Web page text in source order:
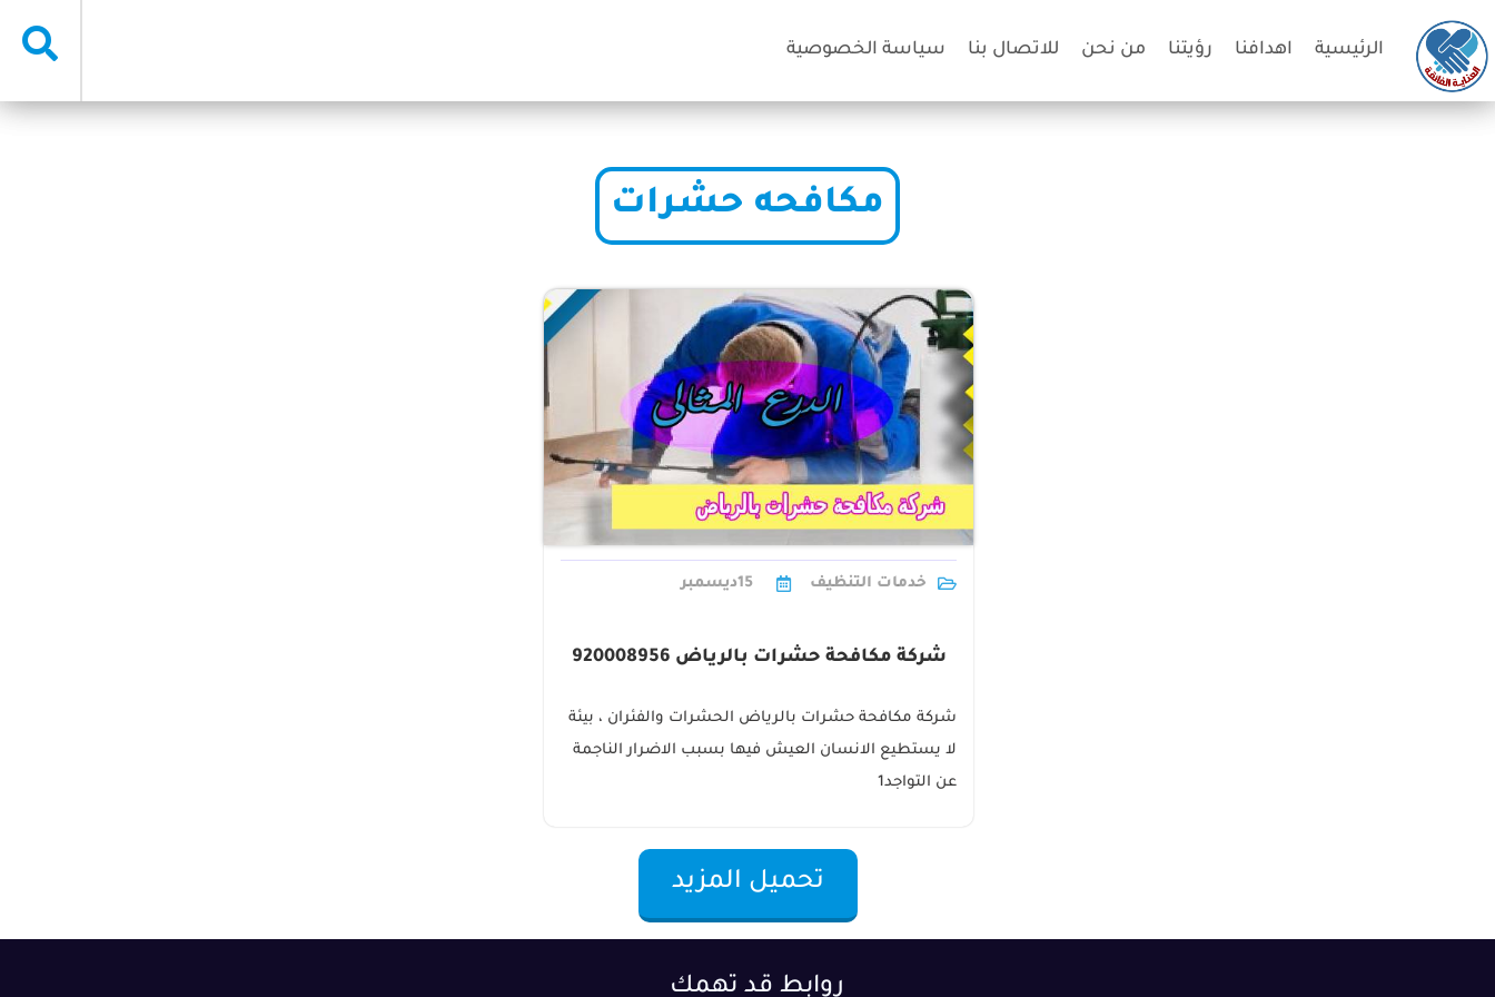
الرئيسية اهدافنا رؤيتنا من نحن للاتصال بنا سياسة الخصوصية
مكافحه حشرات
خدمات التنظيف 15ديسمبر
شركة مكافحة حشرات بالرياض 920008956
شركة مكافحة حشرات بالرياض الحشرات والفئران ، بيئة
لا يستطيع الانسان العيش فيها بسبب الاضرار الناجمة
عن التواجد1
تحميل المزيد
روابط قد تهمك